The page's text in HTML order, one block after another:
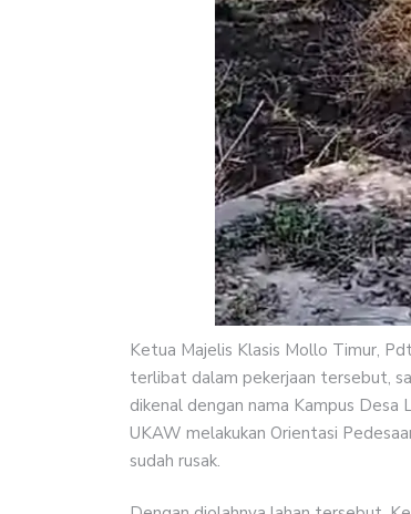
Ketua Majelis Klasis Mollo Timur,
terlibat dalam pekerjaan tersebut,
dikenal dengan nama Kampus
UKAW melakukan Orientasi
sudah rusak.